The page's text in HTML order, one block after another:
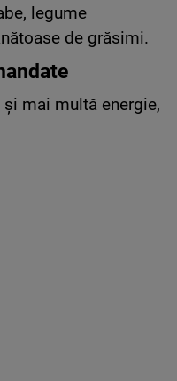
legume
de grăsimi.
mai multă energie,